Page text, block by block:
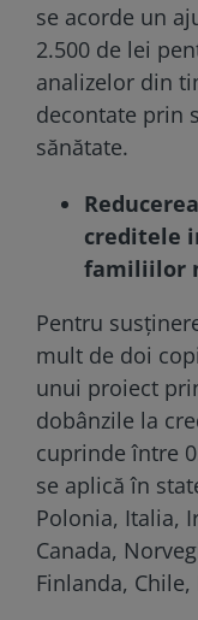
se acorde un
2.500 de lei
analizelor din
decontate prin
sănătate.
creditele
familiilor
Pentru
mult de doi
unui proiect
dobânzile la
cuprinde între
se aplică în
Polonia, Italia,
Canada,
Finlanda, Chile,